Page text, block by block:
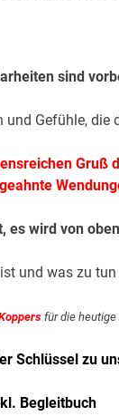
sind
Gefühle, die
Gruß
es wird von
und was zu
für die
Schlüssel zu
Begleitbuch